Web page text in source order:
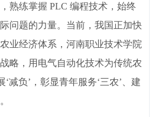
熟练掌握 PLC 编程技术，始终
问题的力量。当前，我国正加快
业经济体系，河南职业技术学院
略，用电气自动化技术为传统农
‘减负’，彰显青年服务‘三农’、建